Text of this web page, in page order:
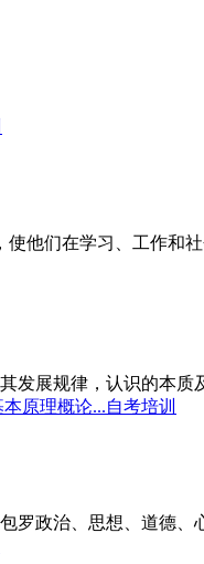
他们在学习、工作和
展规律，认识的本质
原理概论...自考培训
罗政治、思想、道德